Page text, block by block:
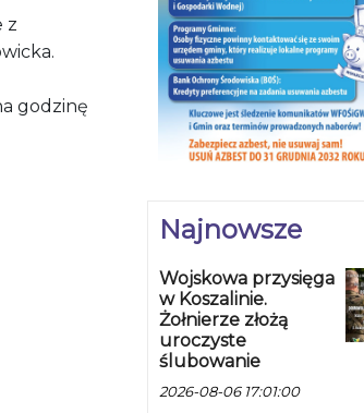
z
godzinę
Najnowsze
Wojskowa przysięga
w Koszalinie.
Żołnierze złożą
uroczyste
ślubowanie
2026-08-06 17:01:00